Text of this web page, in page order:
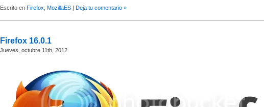
Escrito en Firefox MozillaES | Deja tu comentario »
Firefox 16.0.1
Jueves, octubre 11th, 2012